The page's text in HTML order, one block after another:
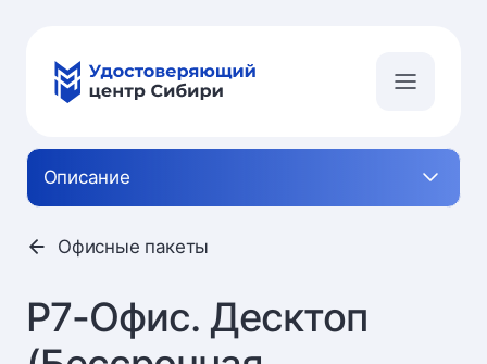
Описание
Офисные пакеты
Р7-Офис. Десктоп